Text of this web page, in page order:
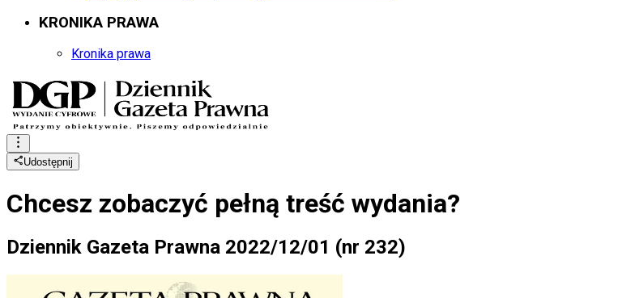
KRONIKA PRAWA
Kronika prawa
Udostępnij
Chcesz zobaczyć pełną treść wydania?
Dziennik Gazeta Prawna 2022/12/01 (nr 232)